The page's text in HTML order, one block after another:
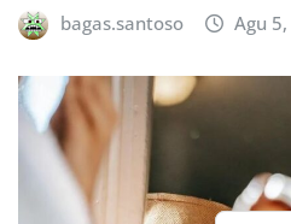
bagas.santoso Agu